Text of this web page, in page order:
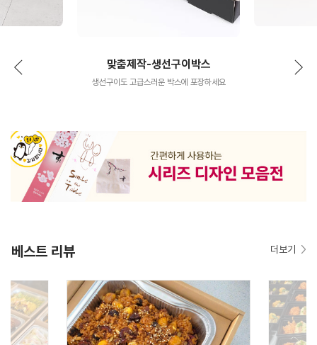
맞춤제작-생선구이박스
생선구이도 고급스러운 박스에 포장하세요
베스트 리뷰 더보기